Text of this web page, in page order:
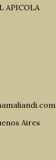
APICOLA
Aires